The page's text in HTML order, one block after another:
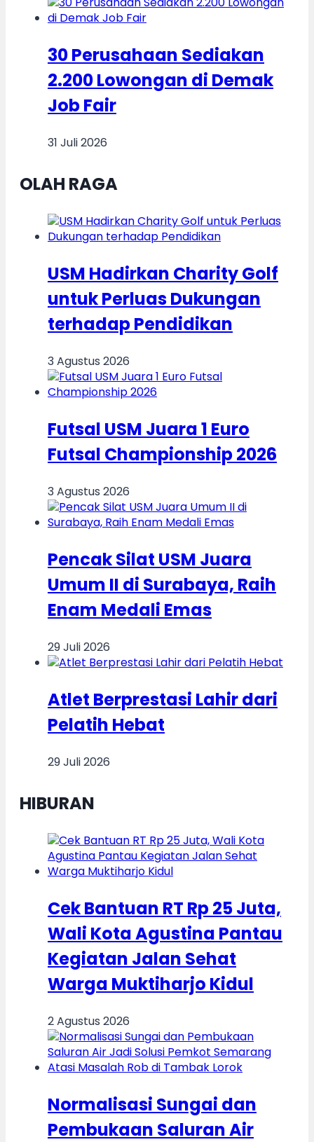
30 Perusahaan Sediakan
2.200 Lowongan di Demak
Job Fair
31 Juli 2026
OLAH RAGA
USM Hadirkan Charity Golf
untuk Perluas Dukungan
terhadap Pendidikan
3 Agustus 2026
Futsal USM Juara 1 Euro
Futsal Championship 2026
3 Agustus 2026
Pencak Silat USM Juara
Umum II di Surabaya, Raih
Enam Medali Emas
29 Juli 2026
Atlet Berprestasi Lahir dari
Pelatih Hebat
29 Juli 2026
HIBURAN
Cek Bantuan RT Rp 25 Juta,
Wali Kota Agustina Pantau
Kegiatan Jalan Sehat
Warga Muktiharjo Kidul
2 Agustus 2026
Normalisasi Sungai dan
Pembukaan Saluran Air